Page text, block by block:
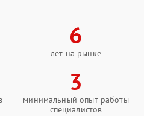
6
лет на рынке
3
минимальный опыт работы
специалистов